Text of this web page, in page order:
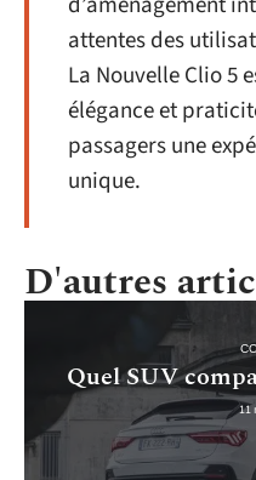
attentes des
La Nouvelle Clio 5
élégance et
passagers une
unique.
D'autres
Quel SUV
11